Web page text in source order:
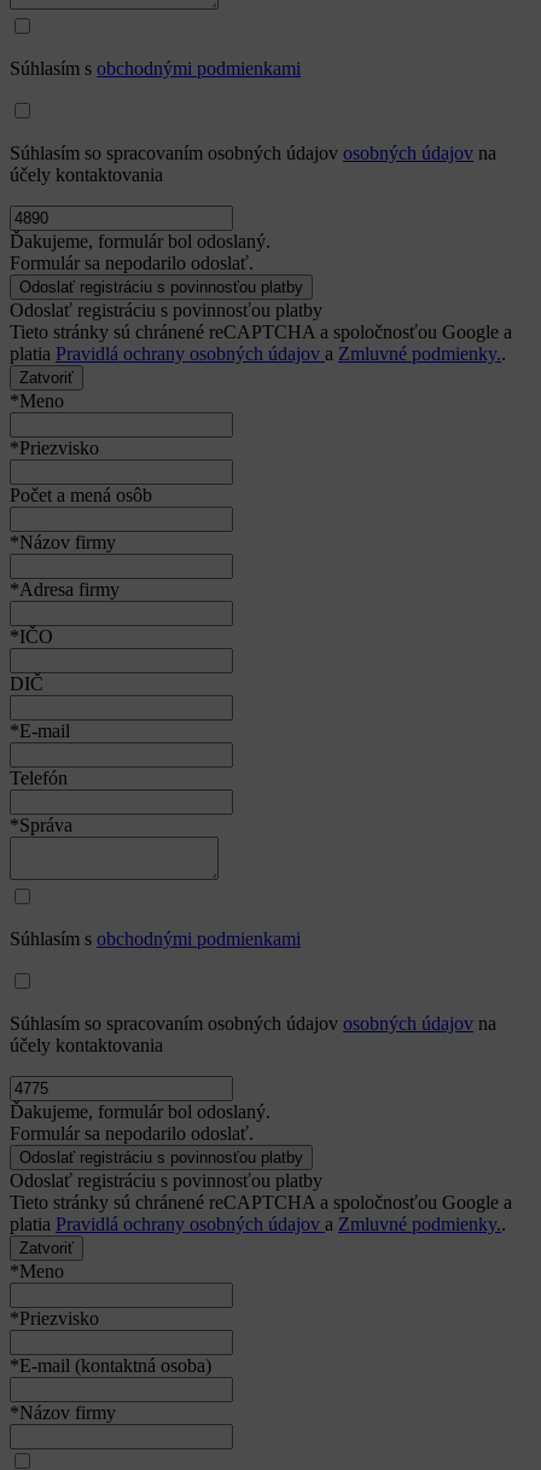
Súhlasím s obchodnými podmienkami
Súhlasím so spracovaním osobných údajov osobných údajov na
účely kontaktovania
Ďakujeme, formulár bol odoslaný.
Formulár sa nepodarilo odoslať.
Odoslať registráciu s povinnosťou platby
Tieto stránky sú chránené reCAPTCHA a spoločnosťou Google a
platia Pravidlá ochrany osobných údajov a Zmluvné podmienky..
Zatvoriť
*Meno
*Priezvisko
Počet a mená osôb
*Názov firmy
*Adresa firmy
*IČO
DIČ
*E-mail
Telefón
*Správa
Súhlasím s obchodnými podmienkami
Súhlasím so spracovaním osobných údajov osobných údajov na
účely kontaktovania
Ďakujeme, formulár bol odoslaný.
Formulár sa nepodarilo odoslať.
Odoslať registráciu s povinnosťou platby
Tieto stránky sú chránené reCAPTCHA a spoločnosťou Google a
platia Pravidlá ochrany osobných údajov a Zmluvné podmienky..
Zatvoriť
*Meno
*Priezvisko
*E-mail (kontaktná osoba)
*Názov firmy